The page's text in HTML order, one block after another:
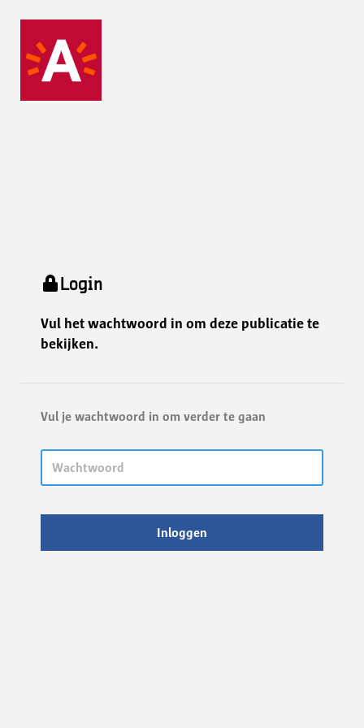
Login
Vul het wachtwoord in om deze publicatie te
bekijken.
Vul je wachtwoord in om verder te gaan